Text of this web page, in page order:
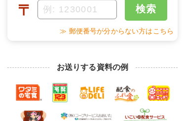
〒 検索
≫ 郵便番号が分からない方はこちら
お送りする資料の例